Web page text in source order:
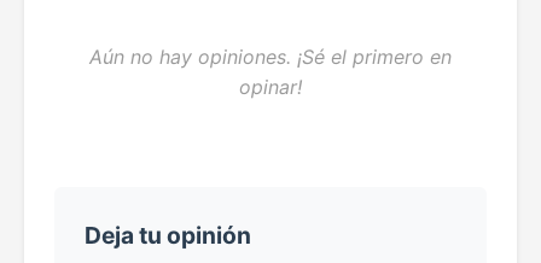
Aún no hay opiniones. ¡Sé el primero en
opinar!
Deja tu opinión